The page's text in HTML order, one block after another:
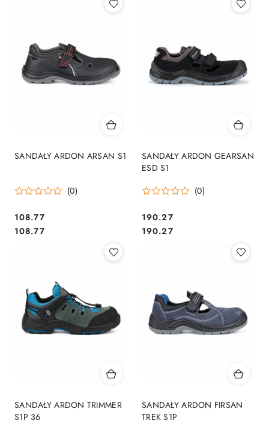
SANDAŁY ARDON ARSAN S1
(0)
Cena:
108.77
Cena:
108.77
SANDAŁY ARDON GEARSAN
ESD S1
(0)
Cena:
190.27
Cena:
190.27
SANDAŁY ARDON TRIMMER
S1P 36
SANDAŁY ARDON FIRSAN
TREK S1P